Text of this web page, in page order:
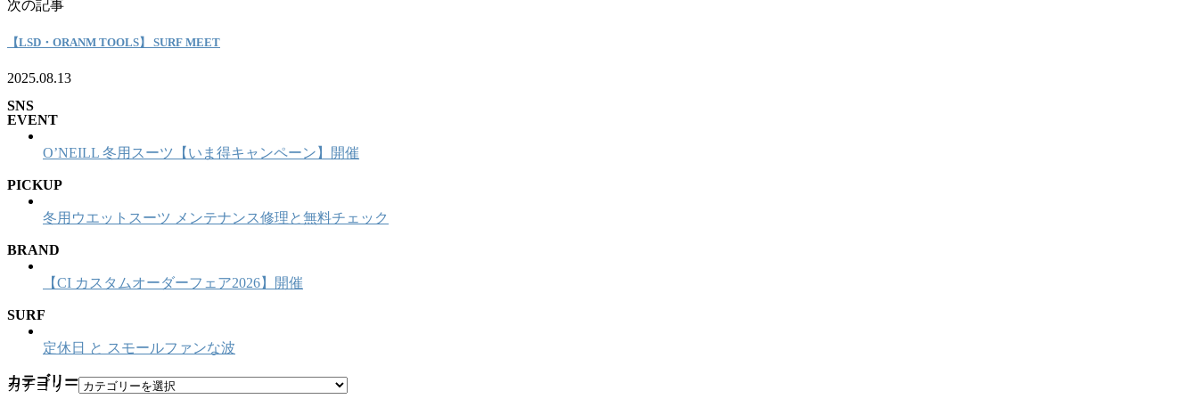
次の記事
【LSD・ORANM TOOLS】 SURF MEET
2025.08.13
SNS
EVENT
O’NEILL 冬用スーツ【いま得キャンペーン】開催
PICKUP
冬用ウエットスーツ メンテナンス修理と無料チェック
BRAND
【CI カスタムオーダーフェア2026】開催
SURF
定休日 と スモールファンな波
カテゴリー
カテゴリー